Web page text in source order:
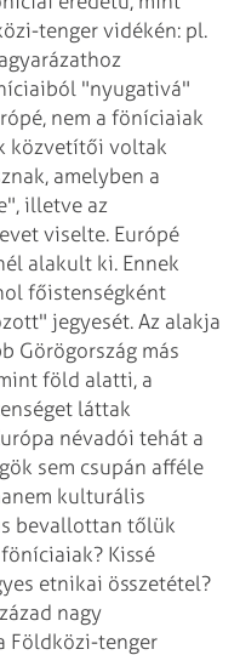
tenger vidékén: pl.
"nyugativá"
nem a föníciaiak
közvetítői voltak
amelyben a
illetve az
viselte. Európé
alakult ki. Ennek
főistenségként
jegyesét. Az alakja
Görögország más
föld alatti, a
láttak
névadói tehát a
sem csupán afféle
kulturális
bevallottan tőlük
Kissé
etnikai összetétel?
nagy
Földközi-tenger